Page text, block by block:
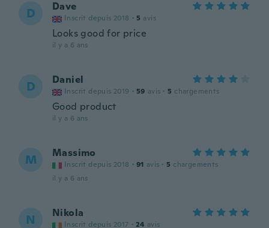
D Dave
Inscrit depuis 2018 · 5 avis
Looks good for price
il y a 6 ans
D Daniel
Inscrit depuis 2019 · 59 avis · 5 chargements
Good product
il y a 6 ans
M Massimo
Inscrit depuis 2018 · 91 avis · 5 chargements
il y a 6 ans
N Nikola
Inscrit depuis 2017 · 24 avis